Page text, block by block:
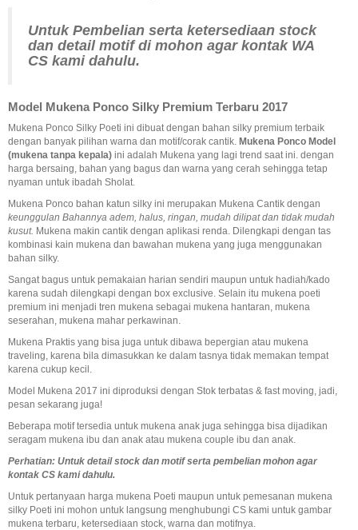
Untuk Pembelian serta ketersediaan stock
dan detail motif di mohon agar kontak WA
CS kami dahulu.
Model Mukena Ponco Silky Premium Terbaru 2017
Mukena Ponco Silky Poeti ini dibuat dengan bahan silky premium terbaik
dengan banyak pilihan warna dan motif/corak cantik. Mukena Ponco Model
(mukena tanpa kepala) ini adalah Mukena yang lagi trend saat ini. dengan
harga bersaing, bahan yang bagus dan warna yang cerah sehingga tetap
nyaman untuk ibadah Sholat.
Mukena Ponco bahan katun silky ini merupakan Mukena Cantik dengan
keunggulan Bahannya adem, halus, ringan, mudah dilipat dan tidak mudah
kusut. Mukena makin cantik dengan aplikasi renda. Dilengkapi dengan tas
kombinasi kain mukena dan bawahan mukena yang juga menggunakan
bahan silky.
Sangat bagus untuk pemakaian harian sendiri maupun untuk hadiah/kado
karena sudah dilengkapi dengan box exclusive. Selain itu mukena poeti
premium ini menjadi tren mukena sebagai mukena hantaran, mukena
seserahan, mukena mahar perkawinan.
Mukena Praktis yang bisa juga untuk dibawa bepergian atau mukena
traveling, karena bila dimasukkan ke dalam tasnya tidak memakan tempat
karena cukup kecil.
Model Mukena 2017 ini diproduksi dengan Stok terbatas & fast moving, jadi,
pesan sekarang juga!
Beberapa motif tersedia untuk mukena anak juga sehingga bisa dijadikan
seragam mukena ibu dan anak atau mukena couple ibu dan anak.
Perhatian: Untuk detail stock dan motif serta pembelian mohon agar
kontak CS kami dahulu.
Untuk pertanyaan harga mukena Poeti maupun untuk pemesanan mukena
silky Poeti ini mohon untuk langsung menghubungi CS kami untuk gambar
mukena terbaru, ketersediaan stock, warna dan motifnya.